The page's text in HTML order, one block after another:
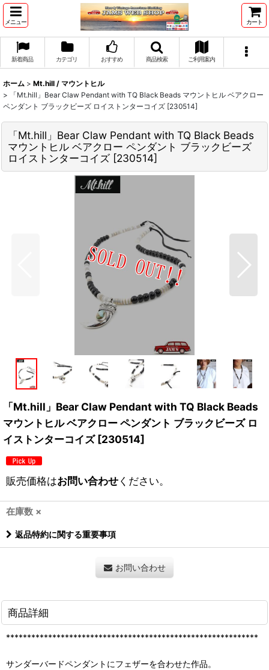
メニュー カート
新着商品 カテゴリ おすすめ 商品検索 ご利用案内
ホーム > Mt.hill / マウントヒル
>
「Mt.hill」Bear Claw Pendant with TQ Black Beads マウントヒル ベアクロー
ペンダント ブラックビーズ ロイストンターコイズ [230514]
「Mt.hill」Bear Claw Pendant with TQ Black Beads
マウントヒル ベアクロー ペンダント ブラックビーズ
ロイストンターコイズ [230514]
「Mt.hill」Bear Claw Pendant with TQ Black Beads
マウントヒル ベアクロー ペンダント ブラックビーズ ロ
イストンターコイズ [230514]
販売価格はお問い合わせください。
在庫数 ×
返品特約に関する重要事項
お問い合わせ
商品詳細
************************************************************
サンダーバードペンダントにフェザーを合わせた作品。